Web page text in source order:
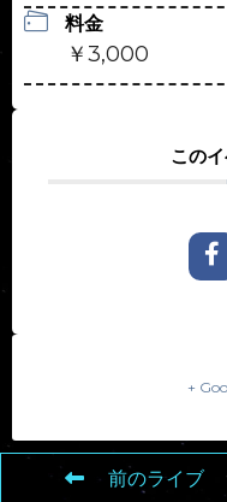
料金
￥3,000
この
+
前のライブ